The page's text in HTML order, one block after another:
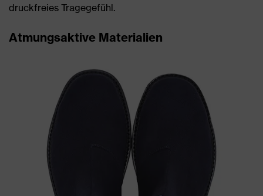
druckfreies Tragegefühl.
Atmungsaktive Materialien